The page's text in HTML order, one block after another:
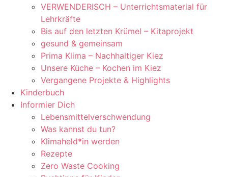
VERWENDERISCH – Unterrichtsmaterial für
Lehrkräfte
Bis auf den letzten Krümel – Kitaprojekt
gesund & gemeinsam
Prima Klima – Nachhaltiger Kiez
Unsere Küche – Kochen im Kiez
Vergangene Projekte & Highlights
Kinderbuch
Informier Dich
Lebensmittelverschwendung
Was kannst du tun?
Klimaheld*in werden
Rezepte
Zero Waste Cooking